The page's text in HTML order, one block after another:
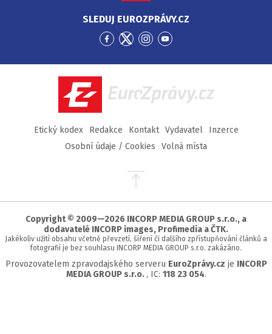
SLEDUJ EUROZPRÁVY.CZ
Přejít
Facebook
Přejít
Twitter
Přejít
Instagram
Přejít
YouTube
EuroZprávy.cz
Etický kodex Redakce Kontakt Vydavatel
Inzerce
Osobní údaje / Cookies
Volná místa
Přejít
stránky
Copyright © 2009—2026 INCORP MEDIA GROUP s.r.o., a
dodavatelé INCORP images, Profimedia a ČTK.
Jakékoliv užití obsahu včetně převzetí, šíření či dalšího zpřístupňování článků a
fotografií je bez souhlasu INCORP MEDIA GROUP s.r.o. zakázáno.
Provozovatelem zpravodajského serveru EuroZprávy.cz je INCORP
MEDIA GROUP s.r.o. , IC: 118 23 054.